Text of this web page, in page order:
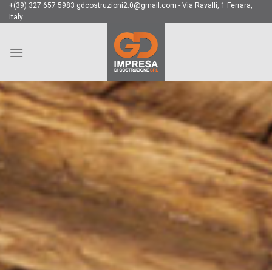
Skip
to
+(39) 327 657 5983 gdcostruzioni2.0@gmail.com - Via Ravalli, 1 Ferrara,
Italy